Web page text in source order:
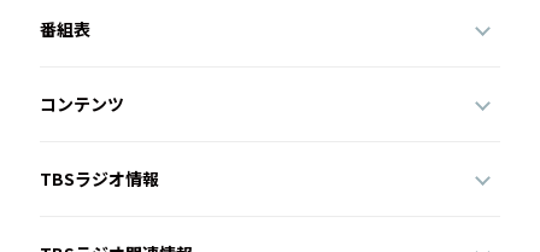
番組表
コンテンツ
TBSラジオ情報